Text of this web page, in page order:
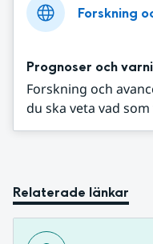
Forskning
Prognoser och
Forskning och
du ska veta vad som
Relaterade länkar